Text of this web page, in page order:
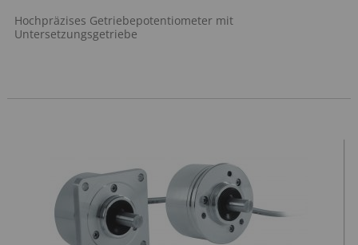
Hochpräzises Getriebepotentiometer mit
Untersetzungsgetriebe